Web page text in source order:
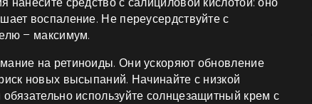
воспаление. Не переусердствуйте с
– максимум.
на ретиноиды. Они ускоряют обновление
новых высыпаний. Начинайте с низкой
используйте солнцезащитный крем с